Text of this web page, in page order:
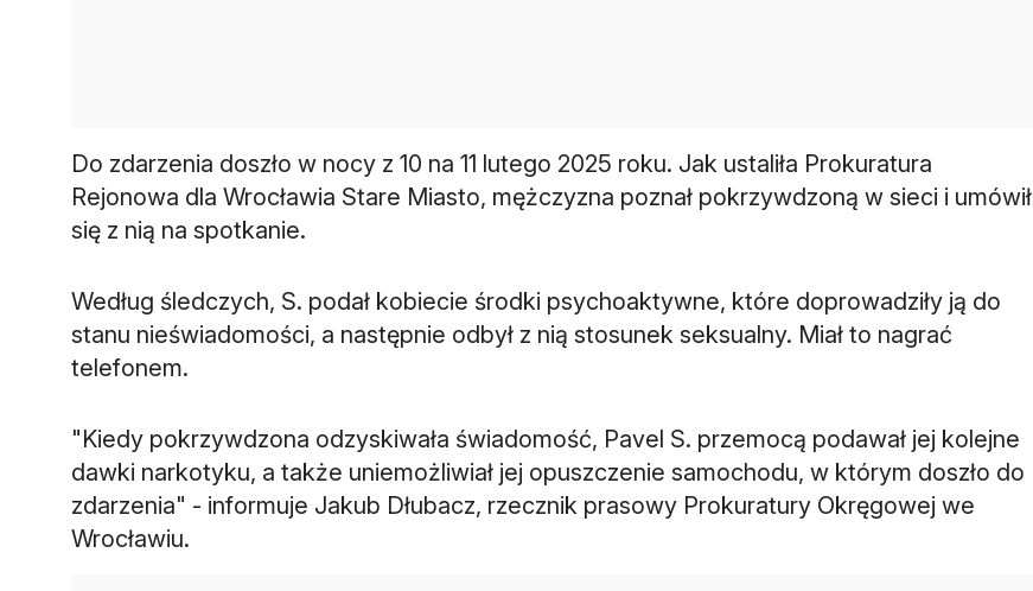
Do zdarzenia doszło w nocy z 10 na 11 lutego 2025 roku. Jak ustaliła Prokuratura
Rejonowa dla Wrocławia Stare Miasto, mężczyzna poznał pokrzywdzoną w sieci i umówił
się z nią na spotkanie.
Według śledczych, S. podał kobiecie środki psychoaktywne, które doprowadziły ją do
stanu nieświadomości, a następnie odbył z nią stosunek seksualny. Miał to nagrać
telefonem.
"Kiedy pokrzywdzona odzyskiwała świadomość, Pavel S. przemocą podawał jej kolejne
dawki narkotyku, a także uniemożliwiał jej opuszczenie samochodu, w którym doszło do
zdarzenia" - informuje Jakub Dłubacz, rzecznik prasowy Prokuratury Okręgowej we
Wrocławiu.